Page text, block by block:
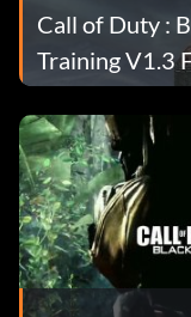
Call of Duty :
Training V1.3